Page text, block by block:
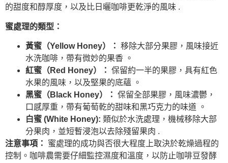
的甜度和醇厚度，以及比日曬咖啡更乾淨的風味 .
蜜處理的類型：
黃蜜（Yellow Honey）： 移除大部分果膠，風味接近
水洗咖啡，帶有微妙的果香 。
紅蜜（Red Honey）： 保留約一半的果膠，具有紅色
水果的風味，以及堅果的底蘊 。
黑蜜（Black Honey）： 保留全部果膠，風味濃鬱，
口感厚重，帶有葡萄乾的甜味和黑巧克力的味道 。
白蜜 (White Honey): 類似於水洗處理，機械移除大部
分果肉，並短暫浸泡以去除殘留果肉 .
注意事項：
蜜處理的成功與否很大程度上取決於乾燥過程的
控制。咖啡農需要仔細監控濕度和溫度，以防止咖啡豆發酵